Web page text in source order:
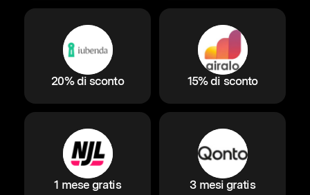
20% di sconto 15% di sconto
1 mese gratis 3 mesi gratis